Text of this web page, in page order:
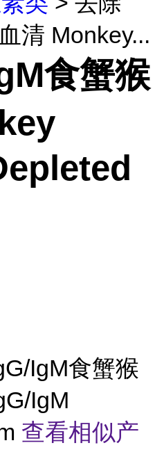
清 Monkey...
食蟹猴
IgM食蟹猴
IgM
查看相似产